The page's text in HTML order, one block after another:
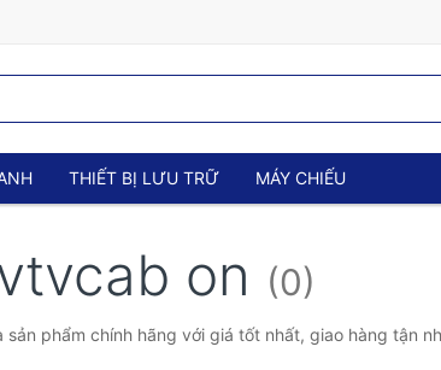
THIẾT BỊ LƯU TRỮ MÁY CHIẾU
on (0)
phẩm chính hãng với giá tốt nhất, giao hàng tận